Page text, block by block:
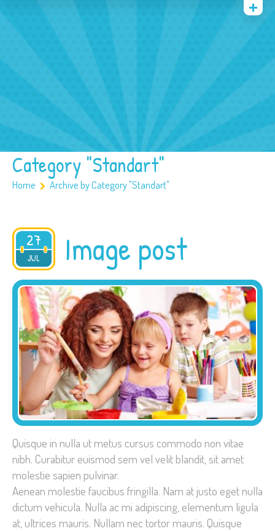
Quienes somos
Multimedia
Covid 19
Ubicación
Category "Standart"
Home Archive by Category "Standart"
27
JUL
2015 Image post
Quisque in nulla ut metus cursus commodo non vitae
nibh. Curabitur euismod sem vel velit blandit, sit amet
molestie sapien pulvinar.
Aenean molestie faucibus fringilla. Nam at justo eget nulla
dictum vehicula. Nulla ac mi adipiscing, elementum ligula
at, ultrices mauris. Nullam nec tortor mauris. Quisque